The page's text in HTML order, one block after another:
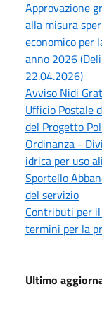
Approvazione
alla misura
economico per
anno 2026
22.04.2026)
Avviso Nidi
Ufficio Postale
del Progetto
Ordinanza -
idrica per uso
Sportello
del servizio
Contributi per
termini per la
Ultimo